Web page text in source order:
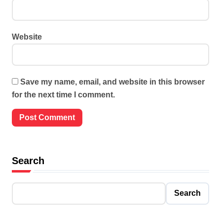
Website
Save my name, email, and website in this browser
for the next time I comment.
Search
Search